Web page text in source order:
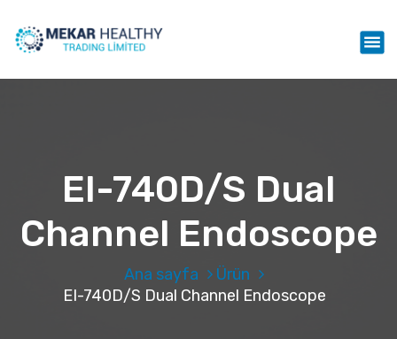
Mekar Healthy Trading LTD
EI-740D/S Dual
Channel Endoscope
Ana sayfa
Ürün
EI-740D/S Dual Channel Endoscope